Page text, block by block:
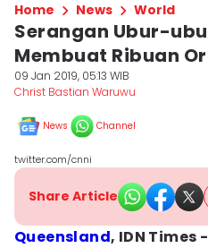
Home News World
Serangan Ubur-
Membuat Ribuan
09 Jan 2019, 05:13 WIB
Christ Bastian Waruwu
News Channel
twitter.com/cnni
Share Article
Queensland, IDN Times -